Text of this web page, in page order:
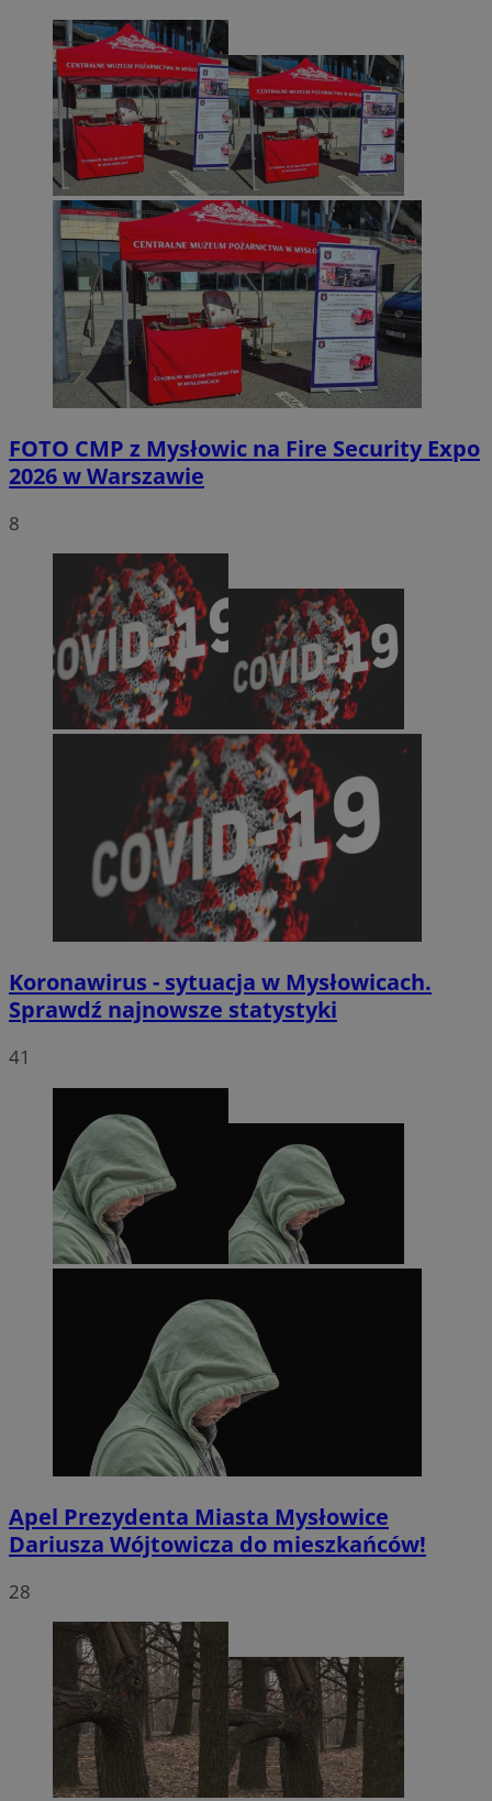
FOTO CMP z Mysłowic na Fire Security Expo
2026 w Warszawie
8
Koronawirus - sytuacja w Mysłowicach.
Sprawdź najnowsze statystyki
41
Apel Prezydenta Miasta Mysłowice
Dariusza Wójtowicza do mieszkańców!
28